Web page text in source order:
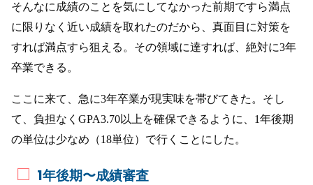
そんなに成績のことを気にしてなかった前期ですら満点
に限りなく近い成績を取れたのだから、真面目に対策を
すれば満点すら狙える。その領域に達すれば、絶対に3年
卒業できる。
ここに来て、急に3年卒業が現実味を帯びてきた。そし
て、負担なくGPA3.70以上を確保できるように、1年後期
の単位は少なめ（18単位）で行くことにした。
1年後期〜成績審査